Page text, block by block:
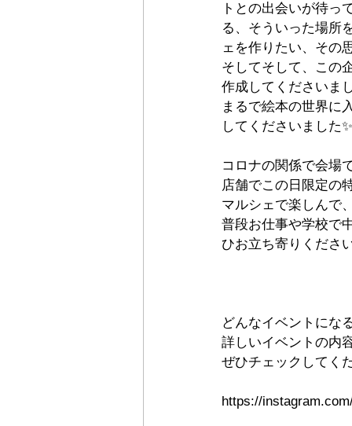
トとの出会いが待っ
る、そういった場所
ェを作りたい、その
そしてそして、この
作成してくださいま
まるで絵本の世界に
してくださいました✨
コロナの関係で会場
店舗でこの日限定の
マルシェで楽しんで
普段お仕事や学校で
ひお立ち寄りくださ
どんなイベントにな
詳しいイベントの内
ぜひチェックしてく
https://